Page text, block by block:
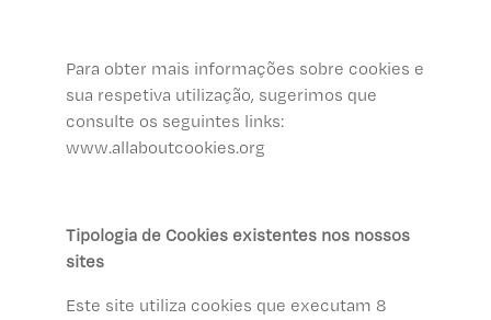
Para obter mais informações sobre cookies e
sua respetiva utilização, sugerimos que
consulte os seguintes links:
www.allaboutcookies.org
Tipologia de Cookies existentes nos nossos
sites
Este site utiliza cookies que executam 8